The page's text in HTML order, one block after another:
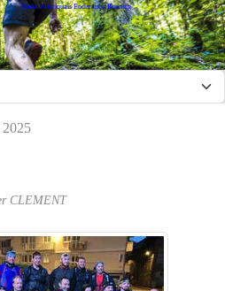
Stade Valeriquais Endurance Running
CLEMENT